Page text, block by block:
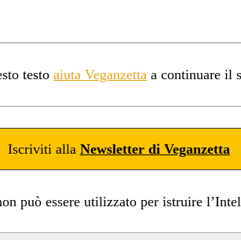
testoaiuta Veganzetta a continuare il
Iscriviti alla Newsletter di Veganzetta
può essere utilizzato per istruire